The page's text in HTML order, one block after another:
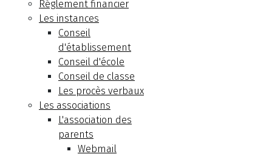
Réglement financier
Les instances
Conseil
d'établissement
Conseil d'école
Conseil de classe
Les procès verbaux
Les associations
L'association des
parents
Webmail